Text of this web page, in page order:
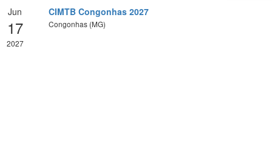
Jun
17
2027
CIMTB Congonhas 2027
Congonhas (MG)